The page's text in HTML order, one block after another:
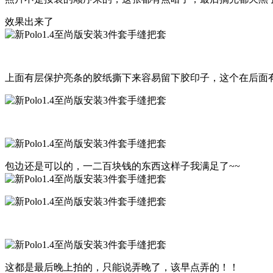
效果出来了
上面有层保护亮条的胶纸撕下来容易留下胶印子，这个在后面
包边还是可以的，一二百块钱的东西这样子我满足了~~
这都是最后晚上拍的，只能说弄晚了，该早点弄的！！